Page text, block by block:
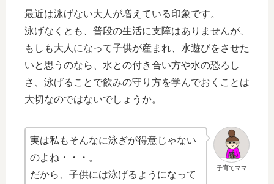
最近は泳げない大人が増えている印象です。
泳げなくとも、普段の生活に支障はありませんが、
もしも大人になって子供が産まれ、水遊びをさせた
いと思うのなら、水との付き合い方や水の恐ろし
さ、泳げることで飲みの守り方を学んでおくことは
大切なのではないでしょうか。
子育てママ
実は私もそんなに泳ぎが得意じゃない
のよね・・・。
だから、子供には泳げるようになって